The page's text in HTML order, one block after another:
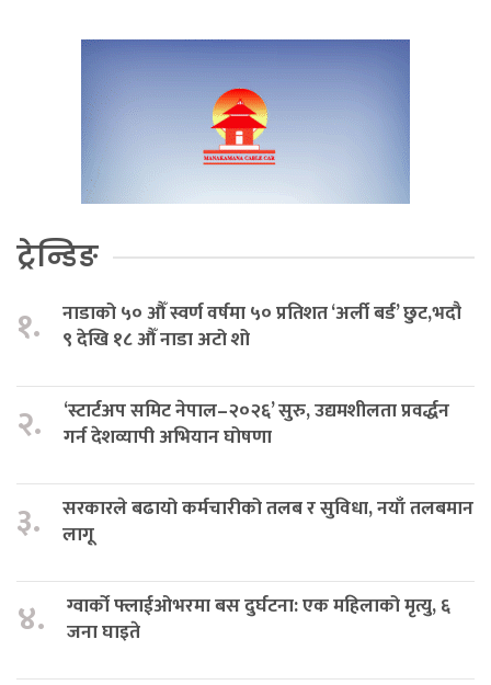
ट्रेन्डिङ
१.
नाडाको ५० औँ स्वर्ण वर्षमा ५० प्रतिशत ‘अर्ली बर्ड’ छुट,भदौ
९ देखि १८ औँ नाडा अटो शो
२.
‘स्टार्टअप समिट नेपाल–२०२६’ सुरु, उद्यमशीलता प्रवर्द्धन
गर्न देशव्यापी अभियान घोषणा
३.
सरकारले बढायो कर्मचारीको तलब र सुविधा, नयाँ तलबमान
लागू
४.
ग्वार्को फ्लाईओभरमा बस दुर्घटना: एक महिलाको मृत्यु, ६
जना घाइते